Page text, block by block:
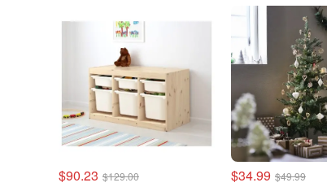
$90.23 $129.00 $34.99 $49.99